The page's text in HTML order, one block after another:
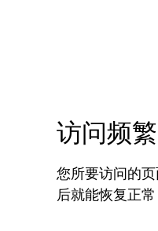
访问频
您所要访问的
后就能恢复正常